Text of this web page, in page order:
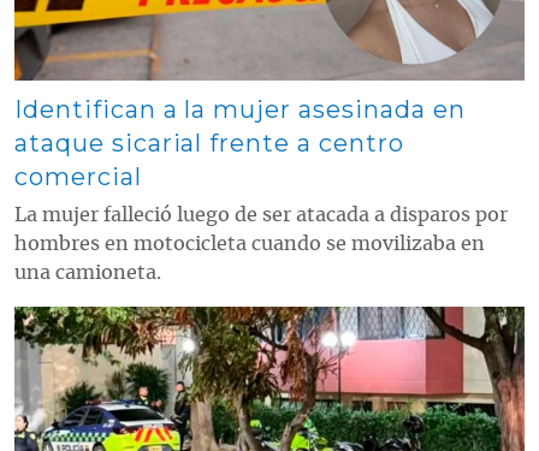
Identifican a la mujer asesinada en
ataque sicarial frente a centro
comercial
La mujer falleció luego de ser atacada a disparos por
hombres en motocicleta cuando se movilizaba en
una camioneta.
Contenido multimedia principal